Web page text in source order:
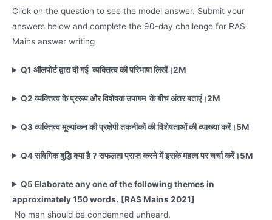
Click on the question to see the model answer. Submit your
answers below and complete the 90-day challenge for RAS
Mains answer writing
Q1 ऑलपोर्ट द्वारा दी गई व्यक्तित्व की परिभाषा लिखें।2M
Q2 व्यक्तित्व के प्ररूप और विशेषक उपागम के बीच अंतर बताएं।2M
Q3 व्यक्तित्व मूल्यांकन की प्रक्षेपी तकनीकों की विशेषताओं की व्याख्या करें।5M
Q4 सांवेगिक बुद्धि क्या है ? सफलता प्राप्त करने में इसके महत्व पर चर्चा करें।5M
Q5 Elaborate any one of the following themes in
approximately 150 words. [RAS Mains 2021]
No man should be condemned unheard.